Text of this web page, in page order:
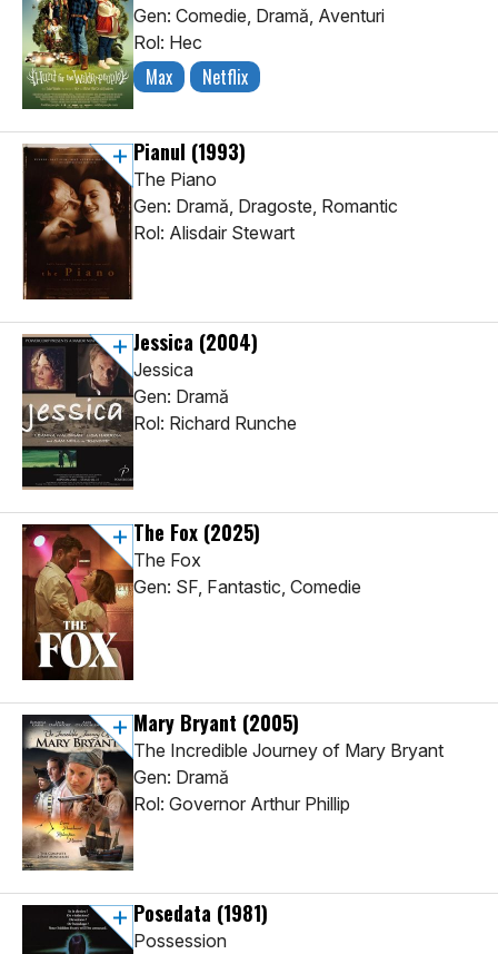
Gen: Comedie, Dramă, Aventuri
Rol: Hec
Max Netflix
Pianul (1993)
The Piano
Gen: Dramă, Dragoste, Romantic
Rol: Alisdair Stewart
Jessica (2004)
Jessica
Gen: Dramă
Rol: Richard Runche
The Fox (2025)
The Fox
Gen: SF, Fantastic, Comedie
Mary Bryant (2005)
The Incredible Journey of Mary Bryant
Gen: Dramă
Rol: Governor Arthur Phillip
Posedata (1981)
Possession